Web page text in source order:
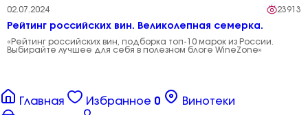
02.07.2024 23913
Рейтинг российских вин. Великолепная семерка.
«Рейтинг российских вин, подборка топ-10 марок из России.
Выбирайте лучшее для себя в полезном блоге WineZone»
Главная Избранное 0
Винотеки